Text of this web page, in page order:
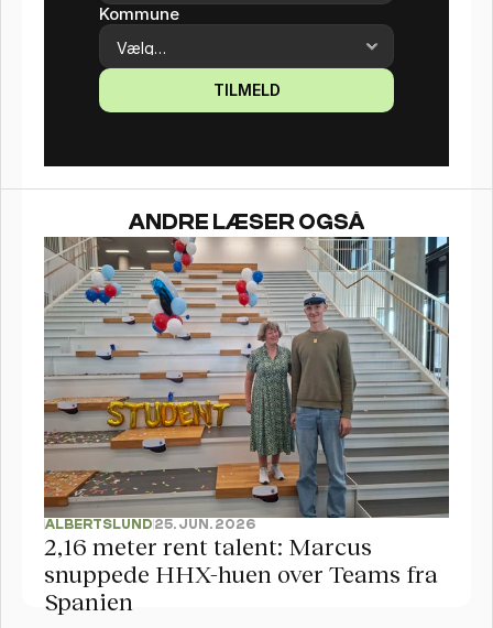
Kommune
TILMELD
ANDRE LÆSER OGSÅ
ALBERTSLUND 25. JUN. 2026
2,16 meter rent talent: Marcus
snuppede HHX-huen over Teams fra
Spanien